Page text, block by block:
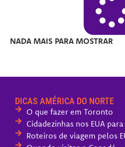
NADA MAIS PARA MOSTRAR
DICAS AMÉRICA DO NORTE
O que fazer em Toronto
Cidadezinhas nos EUA
Roteiros de viagem pelos